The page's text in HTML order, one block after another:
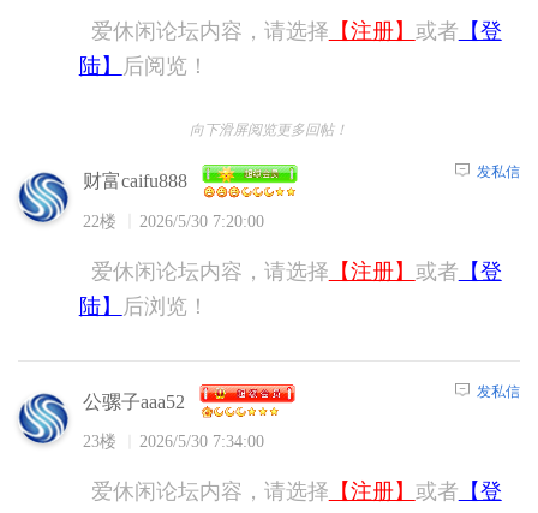
爱休闲论坛内容，请选择 【注册】 或者 【登
陆】
后阅览！
向下滑屏阅览更多回帖！
财富caifu888
22楼 2026/5/30 7:20:00
发私信
爱休闲论坛内容，请选择 【注册】 或者 【登
陆】
后浏览！
公骡子aaa52
23楼 2026/5/30 7:34:00
发私信
爱休闲论坛内容，请选择 【注册】 或者 【登